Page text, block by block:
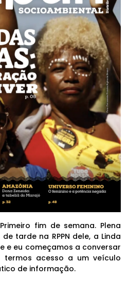
fim de semana. Plena
tarde na RPPN dele, a Linda
e eu começamos a conversar
acesso a um veículo
de informação.